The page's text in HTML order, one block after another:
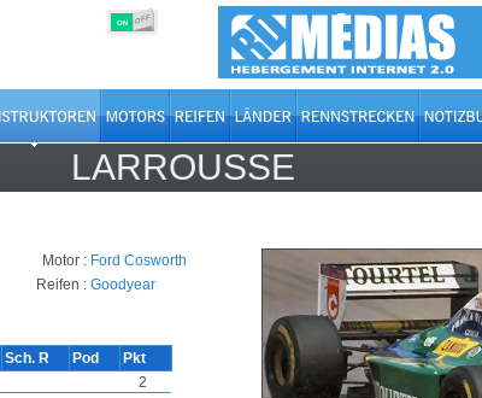
ON OFF
LARROUSSE
Motor : Ford Cosworth
Reifen : Goodyear
Sch. R Pod
Pkt
2